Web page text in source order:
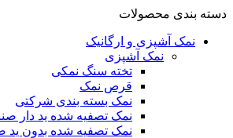
دسته بندی محصولات
نمک آشپزی و ارگانیک
نمک آشپزی
تخته سنگ نمکی
قرص نمک
نمک بسته بندی شرکتی
نمک تصفیه شده ید دار
نمک تصفیه شده بدون ید